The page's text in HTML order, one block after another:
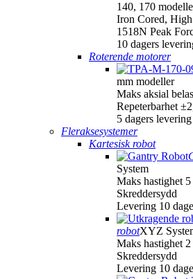
140, 170
Iron Cored,
1518N Peak
10 dagers
Roterende motorer
mm modeller
Maks aksial
Repeterbarhet
5 dagers levering
Fleraksesystemer
Kartesisk robot
System
Maks hastighet 5
Skreddersydd
Levering 10
robotXYZ
Maks hastighet 2
Skreddersydd
Levering 10